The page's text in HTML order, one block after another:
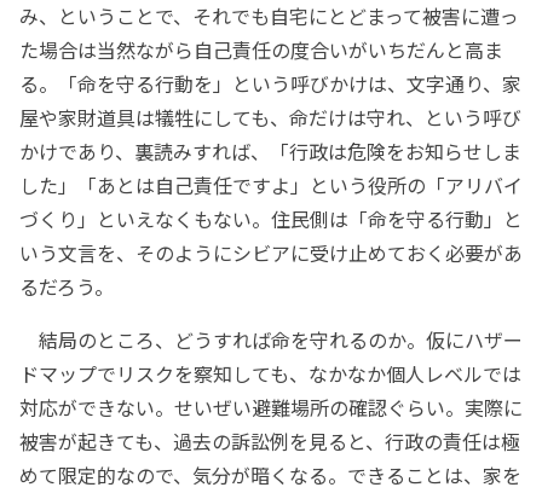
み、ということで、それでも自宅にとどまって被害に遭っ
た場合は当然ながら自己責任の度合いがいちだんと高ま
る。「命を守る行動を」という呼びかけは、文字通り、家
屋や家財道具は犠牲にしても、命だけは守れ、という呼び
かけであり、裏読みすれば、「行政は危険をお知らせしま
した」「あとは自己責任ですよ」という役所の「アリバイ
づくり」といえなくもない。住民側は「命を守る行動」と
いう文言を、そのようにシビアに受け止めておく必要があ
るだろう。
結局のところ、どうすれば命を守れるのか。仮にハザー
ドマップでリスクを察知しても、なかなか個人レベルでは
対応ができない。せいぜい避難場所の確認ぐらい。実際に
被害が起きても、過去の訴訟例を見ると、行政の責任は極
めて限定的なので、気分が暗くなる。できることは、家を